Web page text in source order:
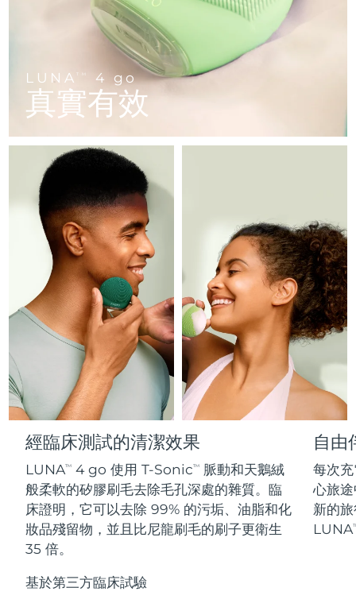
LUNA TM 4 go
真實有效
經臨床測試的清潔效果
LUNATM 4 go 使用 T-SonicTM
脈動和天鵝絨
般柔軟的矽膠刷毛去除毛孔深處的雜質。臨
床證明，它可以去除 99% 的污垢、油脂和化
妝品殘留物，並且比尼龍刷毛的刷子更衛生
35 倍。
基於第三方臨床試驗
自由
每次
心旅
新的
LUNA
For travel or gym bag
LUNA™護膚
Premium cleansers & balm
LUNA™ 設備
All facial cleansing devices
All premium facelift devices
Portable red light therapy
面膜
Rejuvenation & hydration
UFO™ 設備
All deep facial hydration devices
For ages 0-3
issa™ Teeth Whitening Set
Dual LED + sonic device & 18% PAP gel
ISSA™ 設備
All silicone sonic toothbrushes
FAQ™ 103
Luxurious clinical anti-aging set
FAQ™ P1 Primer
Manuka honey primer
FAQ™護膚品
All FAQ™ skincare
FAQ™產品
All anti-aging treatments
FAQ™ 211
Anti-aging neck & décolleté LED mask
FAQ™ 221
Anti-aging LED hand mask
FAQ™護膚品
All FAQ™ skincare
FAQ™產品
All LED treatments
LED hair strengthening scalp massager
FAQ™ Scalp Serum
Scalp recovery probiotic serum
FAQ™護膚品
All FAQ™ skincare
FAQ™產品
All hair treatments
Full-Spectrum Red Light Therapy
FAQ™ 502
Full-Spectrum Red Light Therapy
FAQ™ Red Light Serum
FAQ™ skincare
All FAQ™ skincare
FAQ™ products
All toning treatments
專業治療
脫毛
PEACH™ 2 Pro Max
Professional IPL hair removal device
PEACH™ 2
IPL hair removal
PEACH™ 2 go
Travel-friendly IPL hair removal
PEACH™ Cooling Prep Gel
Cooling IPL hair removal gel
BEAR™ 2 body
Microcurrent body toning
LUNA™ 4 body
Massaging body brush
SUPERCHARGED™ serum
Firming body serum
痘肌護理
ESPADA™ 2 plus
Recurring acne LED therapy
ESPADA™ 2
ESPADA™ Blemish Solution
Concentrated acne gel
All acne treatment devices
眼部護理
BEAR™ 2 eyes & lips
Microcurrent line smoothing device
IRIS™ 2
眼部護膚
Advanced eye care treatment
All revitalizing eye massagers
毛孔護理
KIWI™ derma
Diamond microdermabrasion .
KIWI™
Blackhead remover
KIWI™ 皮肤护理
護發
LUNA™ 4 hair
2-in-1 LED scalp massager
FLIP™ play advanced
LED light hairbrush
LUNA™ Dual-Peptide Scalp
Serum
牙齒美白
NEW
issa™ Teeth Whitening Set
更多的
預計送達日期 2026/8/11
預計送達日期
丹麥
法國
法屬玻里尼西亞 預計送達日期2026/8/14
預計送達日期2026/8/10
直布羅陀 預計送達日期2026/8/14
預計送達日期 2026/8/10
中國香港特別行政區 預計送達日期2026/8/11
匈牙利 預計送達日期2026/8/10
印尼 預計送達日期 2026/8/8
愛爾蘭 預計送達日期2026/8/10
曼島